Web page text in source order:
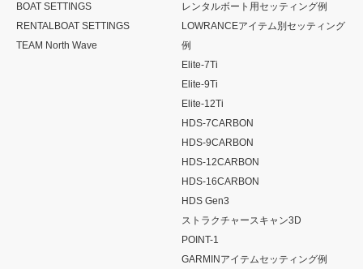
BOAT SETTINGS
RENTALBOAT SETTINGS
TEAM North Wave
レンタルボート用セッティング例
LOWRANCEアイテム別セッティング
例
Elite-7Ti
Elite-9Ti
Elite-12Ti
HDS-7CARBON
HDS-9CARBON
HDS-12CARBON
HDS-16CARBON
HDS Gen3
ストラクチャースキャン3D
POINT-1
GARMINアイテムセッティング例